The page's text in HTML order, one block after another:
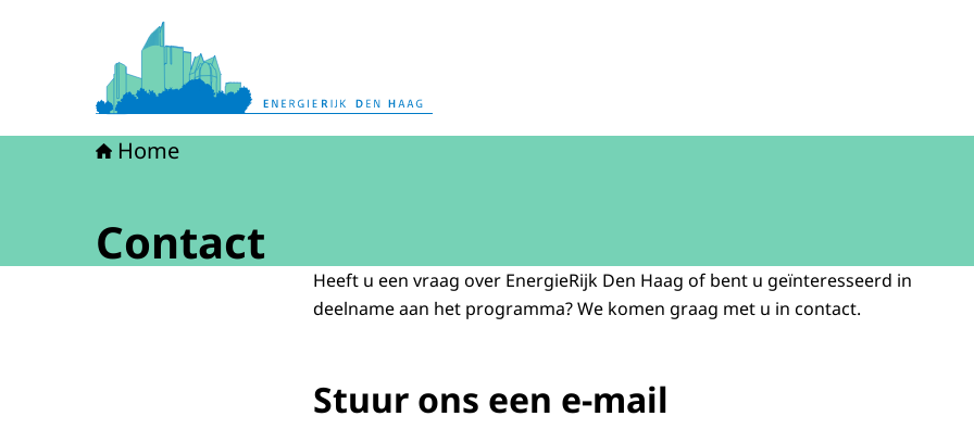
Home
Contact
Heeft u een vraag over EnergieRijk Den Haag of bent u geïnteresseerd in
deelname aan het programma? We komen graag met u in contact.
Stuur ons een e-mail